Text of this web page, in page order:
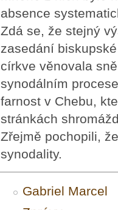
absence
Zdá se, že stejný
zasedání
církve věnovala
synodálním
farnost v Chebu,
stránkách
Zřejmě pochopili,
synodality.
Gabriel Marcel